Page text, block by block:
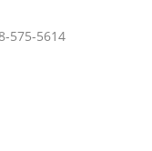
575-5614